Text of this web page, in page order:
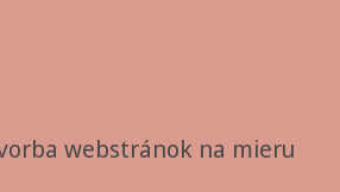
webstránok na mieru